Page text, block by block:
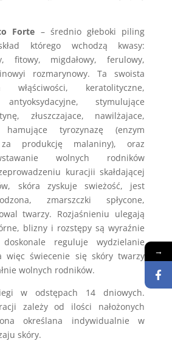
Forte – średnio głeboki piling
którego wchodzą kwasy:
fitowy, migdałowy, ferulowy,
rozmarynowy. Ta swoista
keratolityczne,
antyoksydacyjne, stymulujące
złuszczajace, nawilżajace,
tyrozynazę (enzym
za produkcję malaniny), oraz
wolnych rodników
kuracjii skałdającej
skóra zyskuje swieżość, jest
zmarszczki spłycone,
twarzy. Rozjaśnieniu ulegają
blizny i rozstępy są wyraźnie
doskonale reguluje wydzielanie
więc świecenie się skóry twarzy
wolnych rodników.
w odstępach 14 dniowych.
zależy od ilości nałożonych
określana indywidualnie w
skóry.
→